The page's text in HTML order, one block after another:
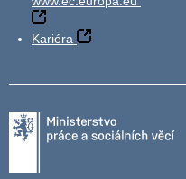
Kariéra